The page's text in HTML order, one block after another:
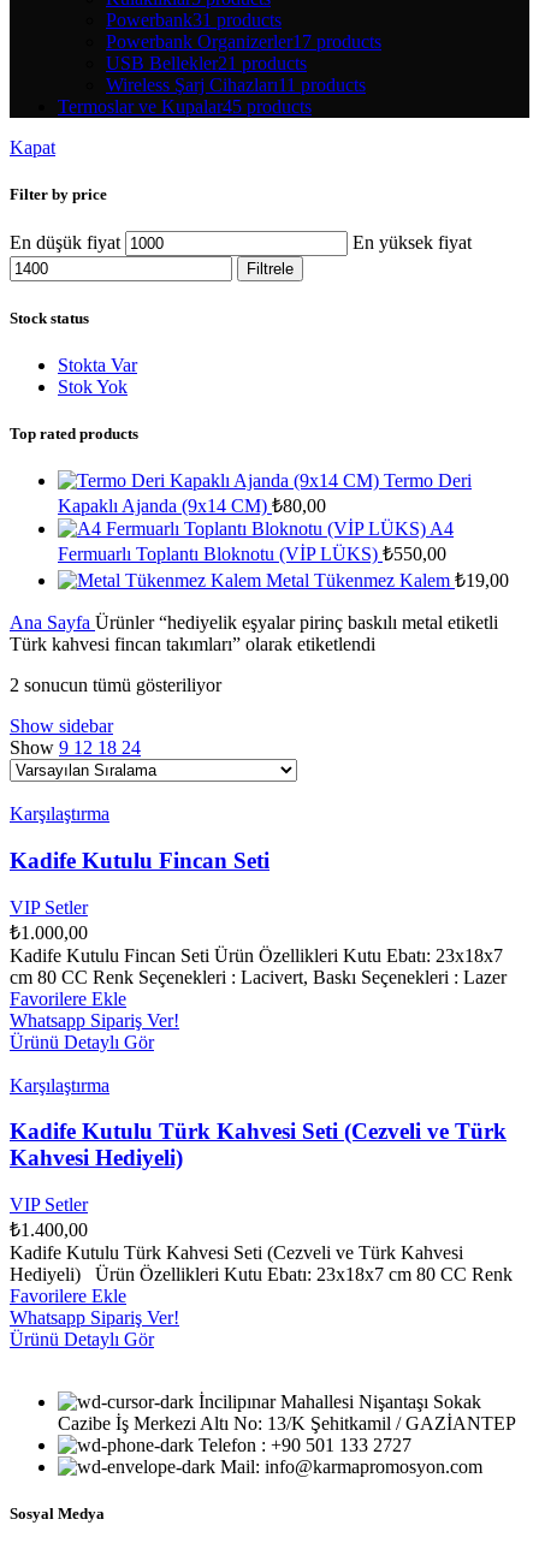
Powerbank31 products
Powerbank Organizerler17 products
USB Bellekler21 products
Wireless Şarj Cihazları11 products
Termoslar ve Kupalar45 products
Kapat
Filter by price
En düşük fiyat En yüksek fiyat
Filtrele
Stock status
Stokta Var
Stok Yok
Top rated products
Termo Deri
Kapaklı Ajanda (9x14 CM) ₺80,00
A4
Fermuarlı Toplantı Bloknotu (VİP LÜKS) ₺550,00
Metal Tükenmez Kalem ₺19,00
Ana Sayfa Ürünler “hediyelik eşyalar pirinç baskılı metal etiketli
Türk kahvesi fincan takımları” olarak etiketlendi
2 sonucun tümü gösteriliyor
Show sidebar
Show 9 12 18 24
Karşılaştırma
Kadife Kutulu Fincan Seti
VIP Setler
₺1.000,00
Kadife Kutulu Fincan Seti Ürün Özellikleri Kutu Ebatı: 23x18x7
cm 80 CC Renk Seçenekleri : Lacivert, Baskı Seçenekleri : Lazer
Favorilere Ekle
Whatsapp Sipariş Ver!
Ürünü Detaylı Gör
Karşılaştırma
Kadife Kutulu Türk Kahvesi Seti (Cezveli ve Türk
Kahvesi Hediyeli)
VIP Setler
₺1.400,00
Kadife Kutulu Türk Kahvesi Seti (Cezveli ve Türk Kahvesi
Hediyeli) Ürün Özellikleri Kutu Ebatı: 23x18x7 cm 80 CC Renk
Favorilere Ekle
Whatsapp Sipariş Ver!
Ürünü Detaylı Gör
İncilipınar Mahallesi Nişantaşı Sokak
Cazibe İş Merkezi Altı No: 13/K Şehitkamil / GAZİANTEP
Telefon : +90 501 133 2727
Mail: info@karmapromosyon.com
Sosyal Medya